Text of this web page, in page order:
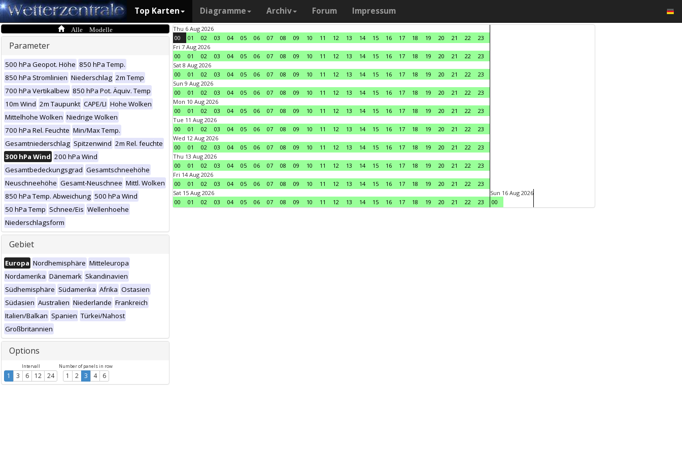
Top Karten Diagramme Archiv Forum Impressum
Alle Modelle
Parameter
500 hPa Geopot. Höhe 850 hPa Temp.
850 hPa Stromlinien Niederschlag 2m Temp
700 hPa Vertikalbew 850 hPa Pot. Äquiv. Temp
10m Wind 2m Taupunkt CAPE/LI Hohe Wolken
Mittelhohe Wolken Niedrige Wolken
700 hPa Rel. Feuchte Min/Max Temp.
Gesamtniederschlag Spitzenwind 2m Rel. feuchte
300 hPa Wind 200 hPa Wind
Gesamtbedeckungsgrad Gesamtschneehöhe
Neuschneehöhe Gesamt-Neuschnee Mittl. Wolken
850 hPa Temp. Abweichung 500 hPa Wind
50 hPa Temp Schnee/Eis Wellenhoehe
Niederschlagsform
Gebiet
Europa Nordhemisphäre Mitteleuropa
Nordamerika Dänemark Skandinavien
Südhemisphäre Südamerika Afrika Ostasien
Südasien Australien Niederlande Frankreich
Italien/Balkan Spanien Türkei/Nahost
Großbritannien
Options
Intervall
1 3 6 12 24
Number of panels in row
1 2 3 4 6
Thu 6 Aug 2026
00
01 02 03 04 05 06 07 08 09 10 11 12 13 14 15 16 17 18 19 20 21 22
23
Fri 7 Aug 2026
00
01 02 03 04 05 06 07 08 09 10 11 12 13 14 15 16 17 18 19 20 21 22
23
Sat 8 Aug 2026
00
01 02 03 04 05 06 07 08 09 10 11 12 13 14 15 16 17 18 19 20 21 22
23
Sun 9 Aug 2026
00
01 02 03 04 05 06 07 08 09 10 11 12 13 14 15 16 17 18 19 20 21 22
23
Mon 10 Aug 2026
00
01 02 03 04 05 06 07 08 09 10 11 12 13 14 15 16 17 18 19 20 21 22
23
Tue 11 Aug 2026
00
01 02 03 04 05 06 07 08 09 10 11 12 13 14 15 16 17 18 19 20 21 22
23
Wed 12 Aug 2026
00
01 02 03 04 05 06 07 08 09 10 11 12 13 14 15 16 17 18 19 20 21 22
23
Thu 13 Aug 2026
00
01 02 03 04 05 06 07 08 09 10 11 12 13 14 15 16 17 18 19 20 21 22
23
Fri 14 Aug 2026
00
01 02 03 04 05 06 07 08 09 10 11 12 13 14 15 16 17 18 19 20 21 22
23
Sat 15 Aug 2026
00
01 02 03 04 05 06 07 08 09 10 11 12 13 14 15 16 17 18 19 20 21 22 23
Sun 16 Aug 2026
00